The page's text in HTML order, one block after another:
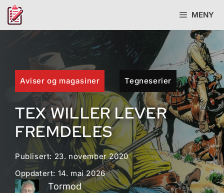
Hopp
MENY
Aviser og magasiner Tegneserier
TEX WILLER LEVER
FREMDELES
Publisert:23. november 2020
Oppdatert: 14. mai 2026
Tormod